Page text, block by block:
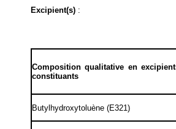
Excipient(s) :
Composition qualitative en
constituants
Butylhydroxytoluène (E321)